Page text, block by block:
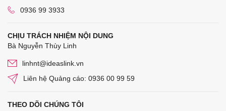
0936 99 3933
CHỊU TRÁCH NHIỆM NỘI DUNG
Bà Nguyễn Thùy Linh
linhnt@ideaslink.vn
Liên hệ Quảng cáo: 0936 00 99 59
THEO DÕI CHÚNG TÔI